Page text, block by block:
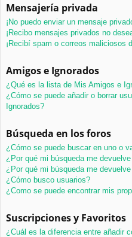
Mensajería privada
¡No puedo enviar un mensaje
¡Recibo mensajes privados no
¡Recibí spam o correos maliciosos
Amigos e Ignorados
¿Qué es la lista de Mis Amigos e
¿Cómo se puede añadir o borrar
Ignorados?
Búsqueda en los foros
¿Cómo se puede buscar en uno o
¿Por qué mi búsqueda me
¿Por qué mi búsqueda me
¿Cómo busco usuarios?
¿Como se puede encontrar mis
Suscripciones y Favoritos
¿Cuál es la diferencia entre añadir